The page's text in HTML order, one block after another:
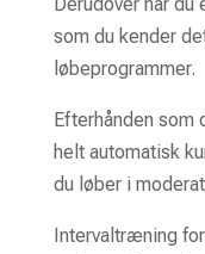
som du kender
løbeprogrammer.
Efterhånden som
helt automatisk
du løber i
Intervaltræning